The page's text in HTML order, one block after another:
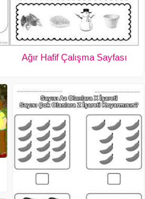
Ağır Hafif Çalışma Sayfası